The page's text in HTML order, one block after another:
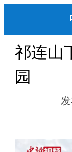
祁连山
园